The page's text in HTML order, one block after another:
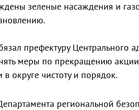
зеленые насаждения и
префектуру Центрального
меры по прекращению
округе чистоту и порядок.
региональной